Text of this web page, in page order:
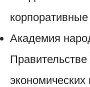
Академия
экономических